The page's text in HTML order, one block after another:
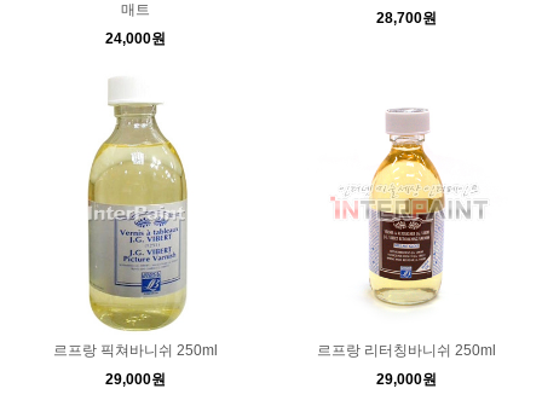
매트
24,000원
28,700원
르프랑 픽쳐바니쉬 250ml
29,000원
르프랑 리터칭바니쉬 250ml
29,000원